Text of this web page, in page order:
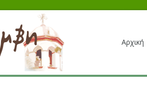
Αρχική